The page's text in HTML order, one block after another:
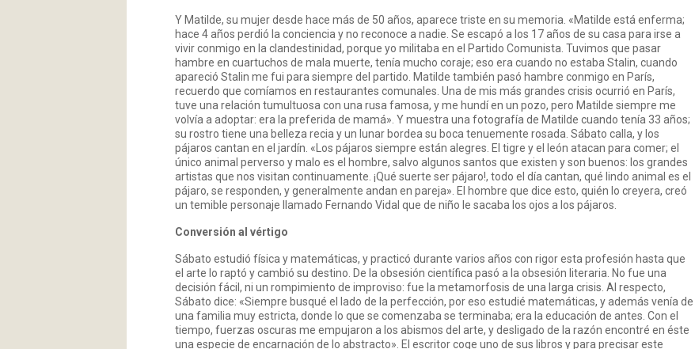
Y Matilde, su mujer desde hace más de 50 años, aparece triste en su memoria. «Matilde está enferma;
hace 4 años perdió la conciencia y no reconoce a nadie. Se escapó a los 17 años de su casa para irse a
vivir conmigo en la clandestinidad, porque yo militaba en el Partido Comunista. Tuvimos que pasar
hambre en cuartuchos de mala muerte, tenía mucho coraje; eso era cuando no estaba Stalin, cuando
apareció Stalin me fui para siempre del partido. Matilde también pasó hambre conmigo en París,
recuerdo que comíamos en restaurantes comunales. Una de mis más grandes crisis ocurrió en París,
tuve una relación tumultuosa con una rusa famosa, y me hundí en un pozo, pero Matilde siempre me
volvía a adoptar: era la preferida de mamá». Y muestra una fotografía de Matilde cuando tenía 33 años;
su rostro tiene una belleza recia y un lunar bordea su boca tenuemente rosada. Sábato calla, y los
pájaros cantan en el jardín. «Los pájaros siempre están alegres. El tigre y el león atacan para comer; el
único animal perverso y malo es el hombre, salvo algunos santos que existen y son buenos: los grandes
artistas que nos visitan continuamente. ¡Qué suerte ser pájaro!, todo el día cantan, qué lindo animal es el
pájaro, se responden, y generalmente andan en pareja». El hombre que dice esto, quién lo creyera, creó
un temible personaje llamado Fernando Vidal que de niño le sacaba los ojos a los pájaros.
Conversión al vértigo
Sábato estudió física y matemáticas, y practicó durante varios años con rigor esta profesión hasta que
el arte lo raptó y cambió su destino. De la obsesión científica pasó a la obsesión literaria. No fue una
decisión fácil, ni un rompimiento de improviso: fue la metamorfosis de una larga crisis. Al respecto,
Sábato dice: «Siempre busqué el lado de la perfección, por eso estudié matemáticas, y además venía de
una familia muy estricta, donde lo que se comenzaba se terminaba; era la educación de antes. Con el
tiempo, fuerzas oscuras me empujaron a los abismos del arte, y desligado de la razón encontré en éste
una especie de encarnación de lo abstracto». El escritor coge uno de sus libros y para precisar este